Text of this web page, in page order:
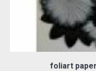
foliart